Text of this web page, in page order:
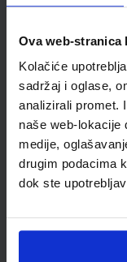
Ova web-stranica
Kolačiće
sadržaj i oglase,
analizirali promet.
naše web-lokacije
medije,
drugim podacima
dok ste